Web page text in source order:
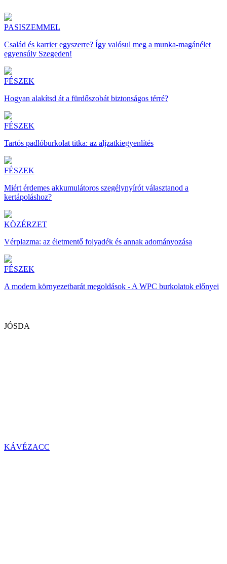
PASISZEMMEL
Család és karrier egyszerre? Így valósul meg a munka-magánélet
egyensúly Szegeden!
FÉSZEK
Hogyan alakítsd át a fürdőszobát biztonságos térré?
FÉSZEK
Tartós padlóburkolat titka: az aljzatkiegyenlítés
FÉSZEK
Miért érdemes akkumulátoros szegélynyírót választanod a
kertápoláshoz?
KÖZÉRZET
Vérplazma: az életmentő folyadék és annak adományozása
FÉSZEK
A modern környezetbarát megoldások - A WPC burkolatok előnyei
JÓSDA
KÁVÉZACC